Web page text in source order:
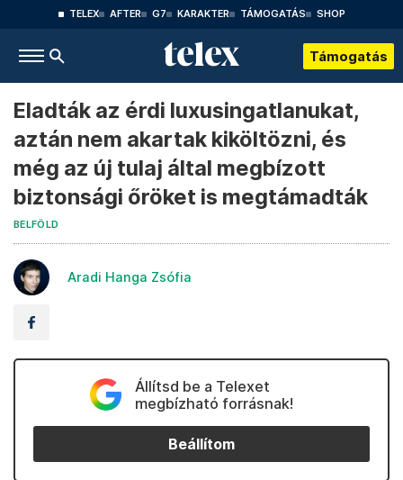
TELEX AFTER G7 KARAKTER TÁMOGATÁS SHOP
Támogatás
Eladták az érdi luxusingatlanukat,
aztán nem akartak kiköltözni, és
még az új tulaj által megbízott
biztonsági őröket is megtámadták
BELFÖLD
Aradi Hanga Zsófia
Állítsd be a Telexet
megbízható forrásnak!
Beállítom